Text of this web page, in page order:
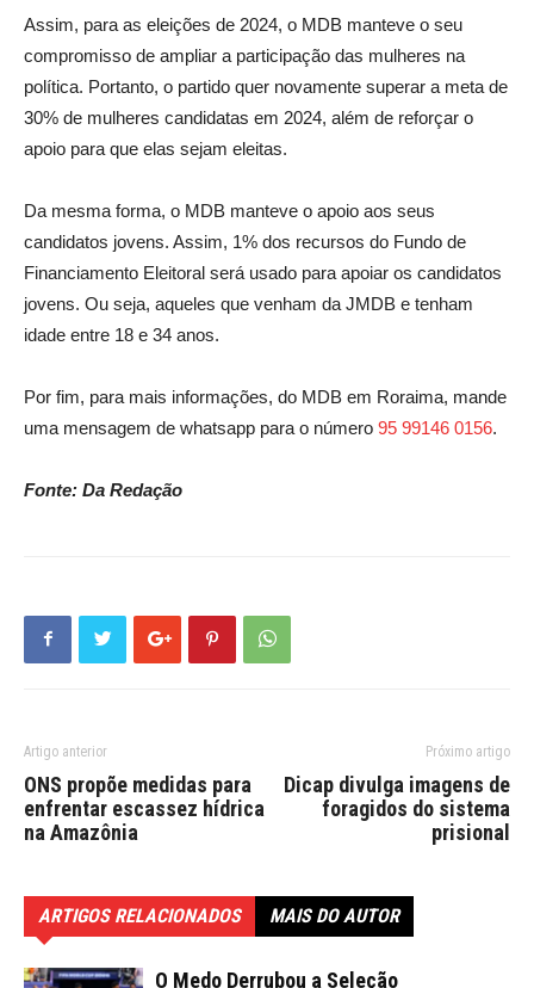
Assim, para as eleições de 2024, o MDB manteve o seu
compromisso de ampliar a participação das mulheres na
política. Portanto, o partido quer novamente superar a meta de
30% de mulheres candidatas em 2024, além de reforçar o
apoio para que elas sejam eleitas.
Da mesma forma, o MDB manteve o apoio aos seus
candidatos jovens. Assim, 1% dos recursos do Fundo de
Financiamento Eleitoral será usado para apoiar os candidatos
jovens. Ou seja, aqueles que venham da JMDB e tenham
idade entre 18 e 34 anos.
Por fim, para mais informações, do MDB em Roraima, mande
uma mensagem de whatsapp para o número 95 99146 0156.
Fonte: Da Redação
Artigo anterior
ONS propõe medidas para
enfrentar escassez hídrica
na Amazônia
Próximo artigo
Dicap divulga imagens de
foragidos do sistema
prisional
ARTIGOS RELACIONADOS MAIS DO AUTOR
O Medo Derrubou a Seleção